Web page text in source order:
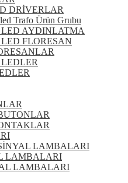
DRİVERLAR
Trafo Ürün Grubu
LED AYDINLATMA
FLORESAN
LAMBALARI
LAMBALARI
LAMBALARI